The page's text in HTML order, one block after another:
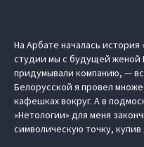
На Арбате началась
студии мы с будущей
придумывали компанию, —
Белорусской я провел
кафешках вокруг. А в
«Нетологии» для меня
символическую точку,